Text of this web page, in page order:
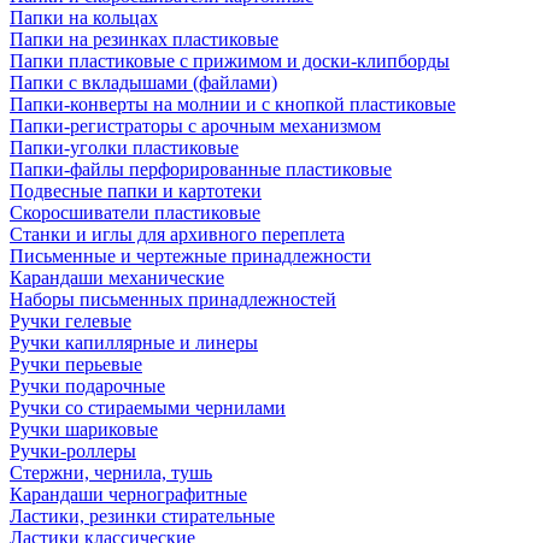
Папки на кольцах
Папки на резинках пластиковые
Папки пластиковые с прижимом и доски-клипборды
Папки с вкладышами (файлами)
Папки-конверты на молнии и с кнопкой пластиковые
Папки-регистраторы с арочным механизмом
Папки-уголки пластиковые
Папки-файлы перфорированные пластиковые
Подвесные папки и картотеки
Скоросшиватели пластиковые
Станки и иглы для архивного переплета
Письменные и чертежные принадлежности
Карандаши механические
Наборы письменных принадлежностей
Ручки гелевые
Ручки капиллярные и линеры
Ручки перьевые
Ручки подарочные
Ручки со стираемыми чернилами
Ручки шариковые
Ручки-роллеры
Стержни, чернила, тушь
Карандаши чернографитные
Ластики, резинки стирательные
Ластики классические